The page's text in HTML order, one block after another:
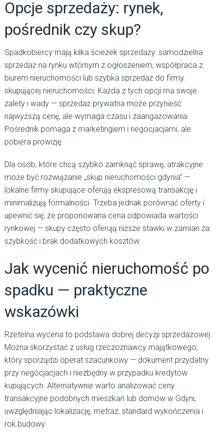
Opcje sprzedaży: rynek,
pośrednik czy skup?
Spadkobiercy mają kilka ścieżek sprzedaży: samodzielna
sprzedaż na rynku wtórnym z ogłoszeniem, współpraca z
biurem nieruchomości lub szybka sprzedaż do firmy
skupującej nieruchomości. Każda z tych opcji ma swoje
zalety i wady — sprzedaż prywatna może przynieść
najwyższą cenę, ale wymaga czasu i zaangażowania.
Pośrednik pomaga z marketingiem i negocjacjami, ale
pobiera prowizję.
Dla osób, które chcą szybko zamknąć sprawę, atrakcyjne
może być rozwiązanie „skup nieruchomości gdynia” —
lokalne firmy skupujące oferują ekspresową transakcję i
minimalizują formalności. Trzeba jednak porównać oferty i
upewnić się, że proponowana cena odpowiada wartości
rynkowej — skupy często oferują niższe stawki w zamian za
szybkość i brak dodatkowych kosztów.
Jak wycenić nieruchomość po
spadku — praktyczne
wskazówki
Rzetelna wycena to podstawa dobrej decyzji sprzedażowej.
Można skorzystać z usług rzeczoznawcy majątkowego,
który sporządzi operat szacunkowy — dokument przydatny
przy negocjacjach i niezbędny w przypadku kredytów
kupujących. Alternatywnie warto analizować ceny
transakcyjne podobnych mieszkań lub domów w Gdyni,
uwzględniając lokalizację, metraż, standard wykończenia i
rok budowy.